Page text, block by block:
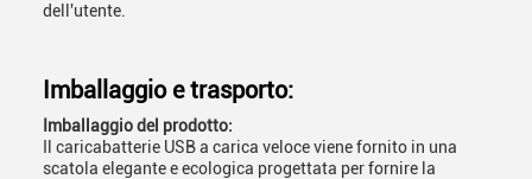
dell'utente.
Imballaggio e trasporto:
Imballaggio del prodotto:
Il caricabatterie USB a carica veloce viene fornito in una
scatola elegante e ecologica progettata per fornire la